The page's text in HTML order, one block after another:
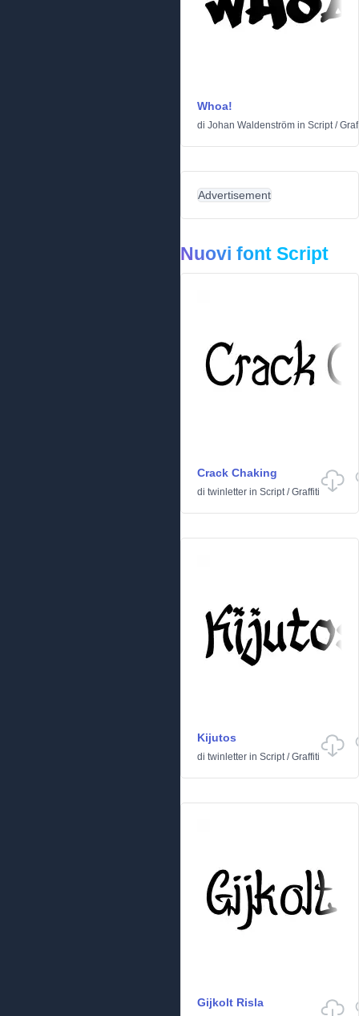
Whoa!
di Johan Waldenström in Script/
Advertisement
Nuovi font Script
Crack Chaking
di twinletter in Script/Graffiti
Kijutos
di twinletter in Script/Graffiti
Gijkolt Risla